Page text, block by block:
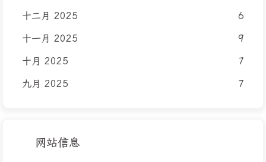
十二月 2025
6
十一月 2025
9
十月 2025
7
九月 2025
7
网站信息